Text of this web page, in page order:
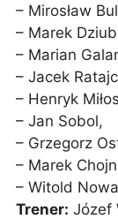
– Mirosław
– Marek
– Marian
– Jacek
– Henryk
– Jan Sobol,
– Grzegorz
– Marek
– Witold
Trener: Józef